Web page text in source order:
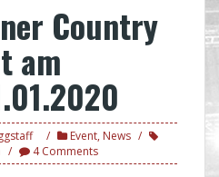
Country
am
Event, News
4 Comments